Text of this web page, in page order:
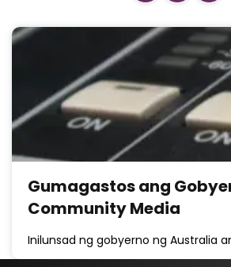
Gumagastos ang
Community Media
Inilunsad ng gobyerno ng Australia